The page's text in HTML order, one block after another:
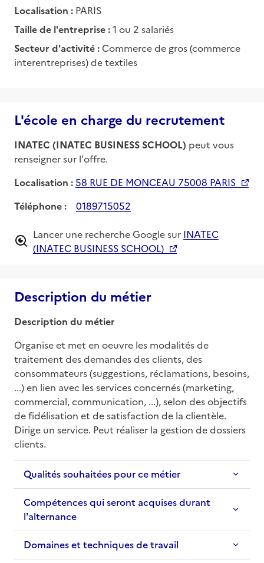
Localisation : PARIS
Taille de l'entreprise :1 ou 2 salariés
Secteur d'activité : Commerce de gros (commerce
interentreprises) de textiles
L'école en charge du recrutement
INATEC (INATEC BUSINESS SCHOOL) peut vous
renseigner sur l'offre.
Localisation :58 RUE DE MONCEAU 75008 PARIS
Téléphone :
0189715052
Lancer une recherche Google sur INATEC
(INATEC BUSINESS SCHOOL)
Description du métier
Description du métier
Organise et met en oeuvre les modalités de
traitement des demandes des clients, des
consommateurs (suggestions, réclamations, besoins,
...) en lien avec les services concernés (marketing,
commercial, communication, ...), selon des objectifs
de fidélisation et de satisfaction de la clientèle.
Dirige un service. Peut réaliser la gestion de dossiers
clients.
Qualités souhaitées pour ce métier
Compétences qui seront acquises durant
l'alternance
Domaines et techniques de travail